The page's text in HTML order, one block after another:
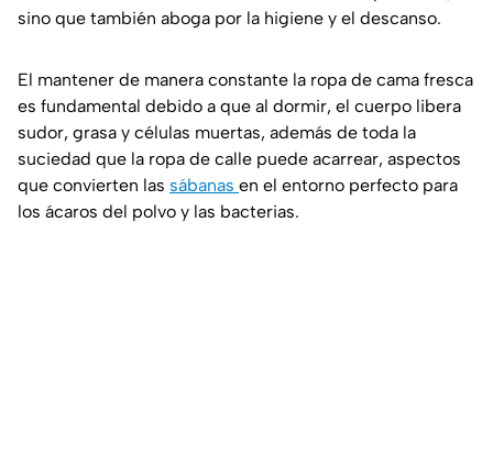
sino que también aboga por la higiene y el descanso.
El mantener de manera constante la ropa de cama fresca
es fundamental debido a que al dormir, el cuerpo libera
sudor, grasa y células muertas, además de toda la
suciedad que la ropa de calle puede acarrear, aspectos
que convierten las sábanas en el entorno perfecto para
los ácaros del polvo y las bacterias.